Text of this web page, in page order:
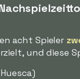
acht Spieler
und diese